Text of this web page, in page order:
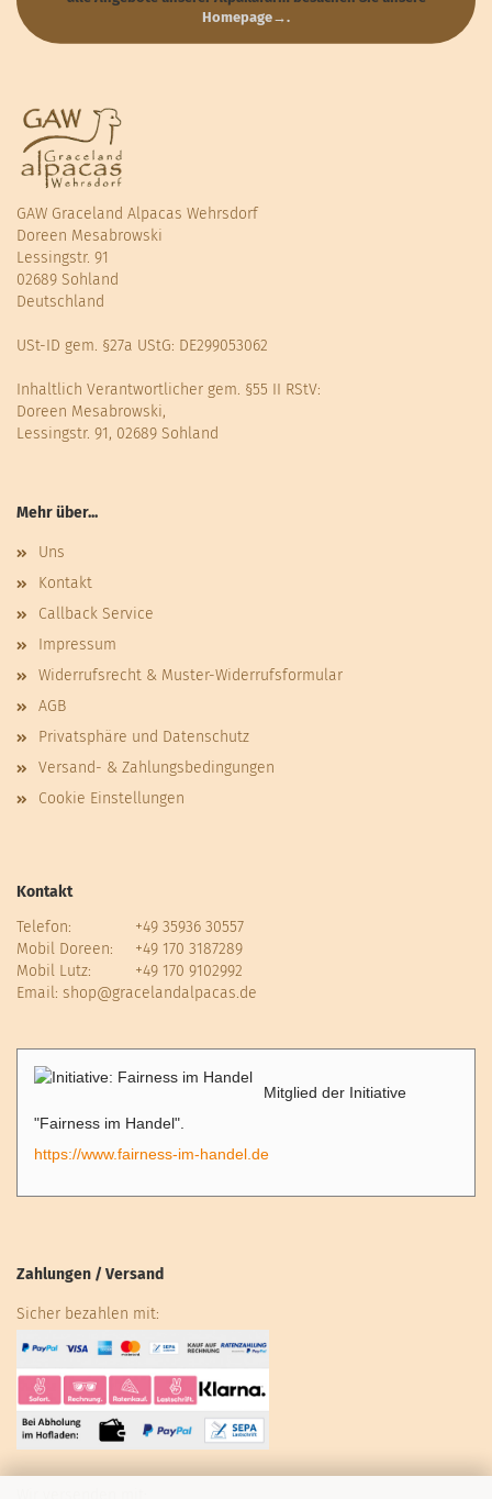
Homepage→.
GAW Graceland Alpacas Wehrsdorf
Doreen Mesabrowski
Lessingstr. 91
02689 Sohland
Deutschland
USt-ID gem. §27a UStG: DE299053062
Inhaltlich Verantwortlicher gem. §55 II RStV:
Doreen Mesabrowski,
Lessingstr. 91, 02689 Sohland
Mehr über...
Uns
Kontakt
Callback Service
Impressum
Widerrufsrecht & Muster-Widerrufsformular
AGB
Privatsphäre und Datenschutz
Versand- & Zahlungsbedingungen
Cookie Einstellungen
Kontakt
Telefon:
+49 35936 30557
Mobil Doreen:
+49 170 3187289
Mobil Lutz:
+49 170 9102992
Email: shop@gracelandalpacas.de
Mitglied der Initiative
"Fairness im Handel".
https://www.fairness-im-handel.de
Zahlungen / Versand
Sicher bezahlen mit: